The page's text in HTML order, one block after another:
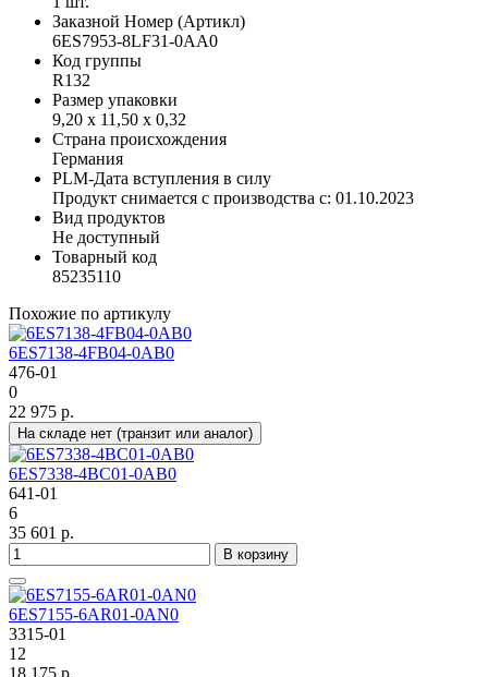
Заказной Номер (Артикл)
6ES7953-8LF31-0AA0
Код группы
R132
Размер упаковки
9,20 x 11,50 x 0,32
Страна происхождения
Германия
PLM-Дата вступления в силу
Продукт снимается с производства с: 01.10.2023
Вид продуктов
Не доступный
Товарный код
85235110
Похожие по артикулу
6ES7138-4FB04-0AB0
476-01
0
22 975 р.
На складе нет (транзит или аналог)
6ES7338-4BC01-0AB0
641-01
6
35 601 р.
В корзину
6ES7155-6AR01-0AN0
3315-01
12